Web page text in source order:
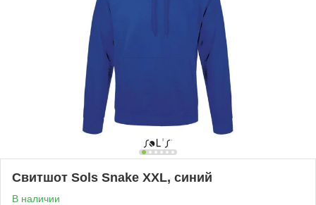
Свитшот Sols Snake XXL, синий
В наличии